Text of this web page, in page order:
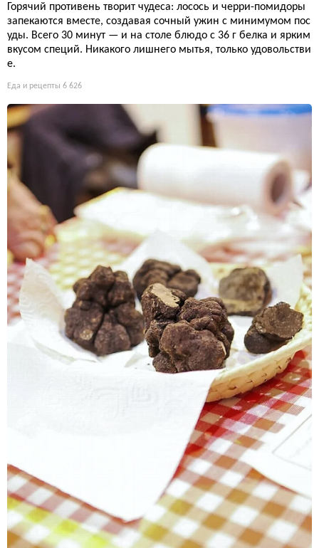
Горячий противень творит чудеса: лосось и черри-помидоры
запекаются вместе, создавая сочный ужин с минимумом пос
уды. Всего 30 минут — и на столе блюдо с 36 г белка и ярким
вкусом специй. Никакого лишнего мытья, только удовольстви
е.
Еда и рецепты 6 626